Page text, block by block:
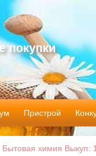
покупки
Пристрой
Бытовая химия Выкуп: